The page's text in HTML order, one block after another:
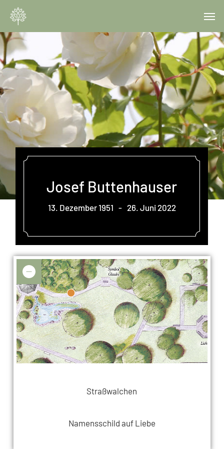
main
content
Josef Buttenhauser
13. Dezember 1951 - 26. Juni 2022
Straßwalchen
Namensschild auf Liebe